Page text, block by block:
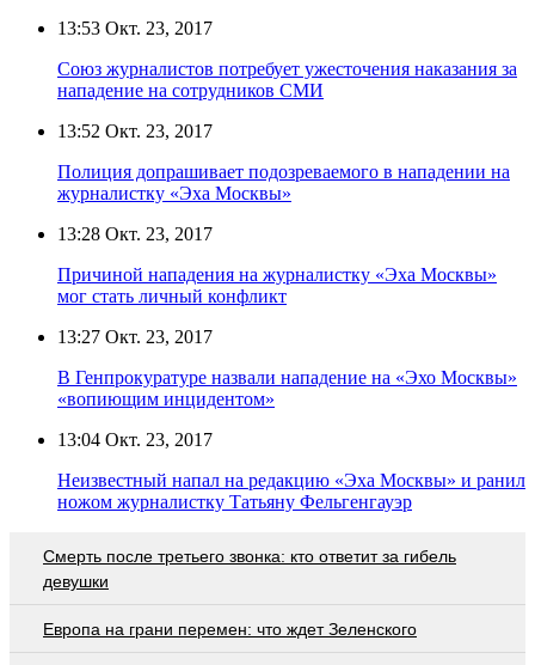
13:53 Окт. 23, 2017
Союз журналистов потребует ужесточения наказания за
нападение на сотрудников СМИ
13:52 Окт. 23, 2017
Полиция допрашивает подозреваемого в нападении на
журналистку «Эха Москвы»
13:28 Окт. 23, 2017
Причиной нападения на журналистку «Эха Москвы»
мог стать личный конфликт
13:27 Окт. 23, 2017
В Генпрокуратуре назвали нападение на «Эхо Москвы»
«вопиющим инцидентом»
13:04 Окт. 23, 2017
Неизвестный напал на редакцию «Эха Москвы» и ранил
ножом журналистку Татьяну Фельгенгауэр
Смерть после третьего звонка: кто ответит за гибель
девушки
Европа на грани перемен: что ждет Зеленского